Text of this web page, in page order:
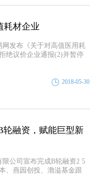
耗材企业
网发布《关于对高值医用耗
绝议价企业通报(2)并暂停
2018-05-30
轮融资，赋能巨型新
限公司宣布完成B轮融资2 5
、燕园创投、渤溢基金跟